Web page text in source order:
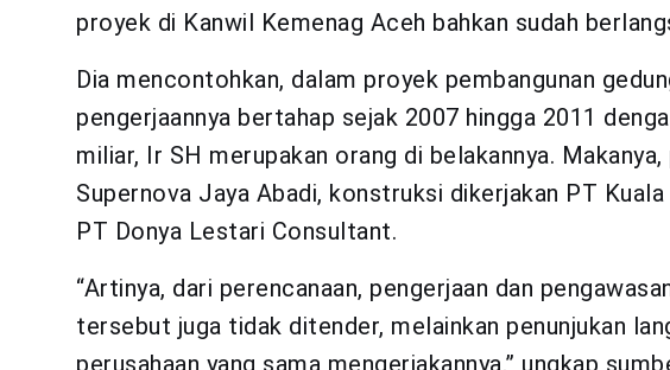
proyek di Kanwil Kemenag Aceh bahkan sudah
Dia mencontohkan, dalam proyek pembangunan
pengerjaannya bertahap sejak 2007 hingga 2011
miliar, Ir SH merupakan orang di belakannya.
Supernova Jaya Abadi, konstruksi dikerjakan PT
PT Donya Lestari Consultant.
“Artinya, dari perencanaan, pengerjaan dan
tersebut juga tidak ditender, melainkan penunjukan
perusahaan yang sama mengerjakannya,” ungkap